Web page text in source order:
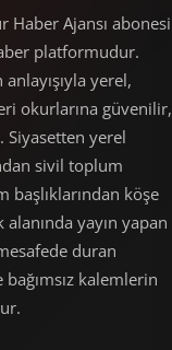
Haber Ajansı abonesi
platformudur.
yerel,
okurlarına güvenilir,
Siyasetten yerel
sivil toplum
başlıklarından köşe
yayın yapan
duran
kalemlerin